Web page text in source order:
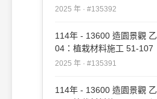
新）#135392
2025 年 · #135392
114年 - 13600 造園景觀
04：植栽材料施工 51-107
更新）#135391
2025 年 · #135391
114年 - 13600 造園景觀